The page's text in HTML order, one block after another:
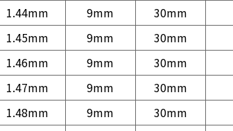
1.44mm 9mm 30mm
1.45mm 9mm 30mm
1.46mm 9mm 30mm
1.47mm 9mm 30mm
1.48mm 9mm 30mm